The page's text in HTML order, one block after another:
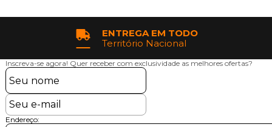
ENTREGA EM TODO
Território Nacional
Inscreva-se agora! Quer receber com exclusividade as melhores ofertas?
Endereço: